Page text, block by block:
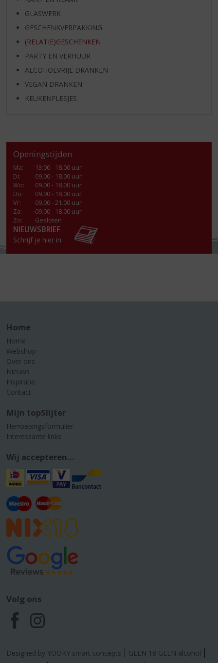
GLASWERK
GESCHENKVERPAKKING
(RELATIE)GESCHENKEN
PARTY EN VERHUUR
ALCOHOLVRIJE DRANKEN
VEGAN DRANKEN
KEUKENFLESJES
Openingstijden
Ma:
13:00 - 18.00 uur
Di:
09.00 - 18.00 uur
Wo:
09.00 - 18.00 uur
Do:
09.00 - 18.00 uur
Vr:
09.00 - 21.00 uur
Za:
09.00 - 18.00 uur
Zo:
Gesloten
NIEUWSBRIEF
Schrijf je hier in
Home
Home
Webshop
Over ons
Nieuws
Inspiratie
Contact
Mijn topSlijter
Herroepingsformulier
Interessante links
Wij accepteren...
Volg ons
F
a
I
n
Designed by YOOKY smart concepts
GEEN 18 GEEN alcohol